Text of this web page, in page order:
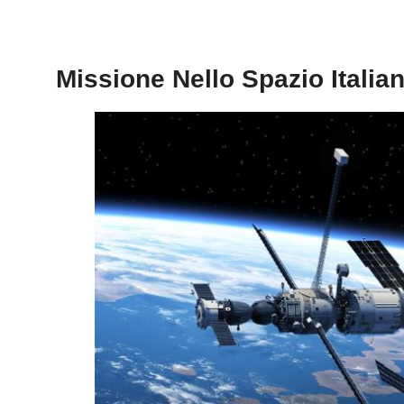
Missione Nello Spazio